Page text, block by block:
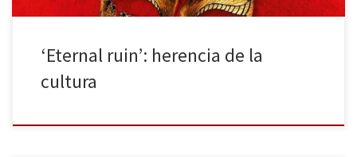
‘Eternal ruin’: herencia de la
cultura